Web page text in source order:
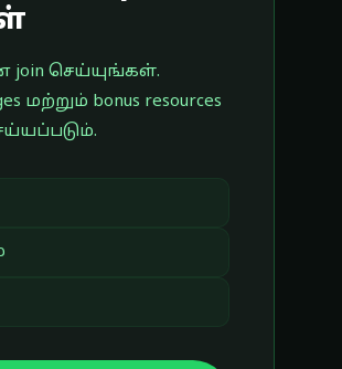
join செய்யுங்கள்.
மற்றும் bonus resources